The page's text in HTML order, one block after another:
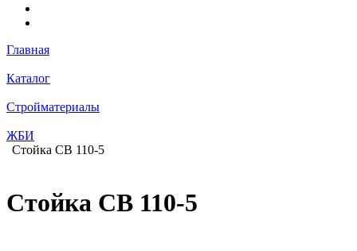
Главная
Каталог
Стройматериалы
ЖБИ
Стойка СВ 110-5
Стойка СВ 110-5